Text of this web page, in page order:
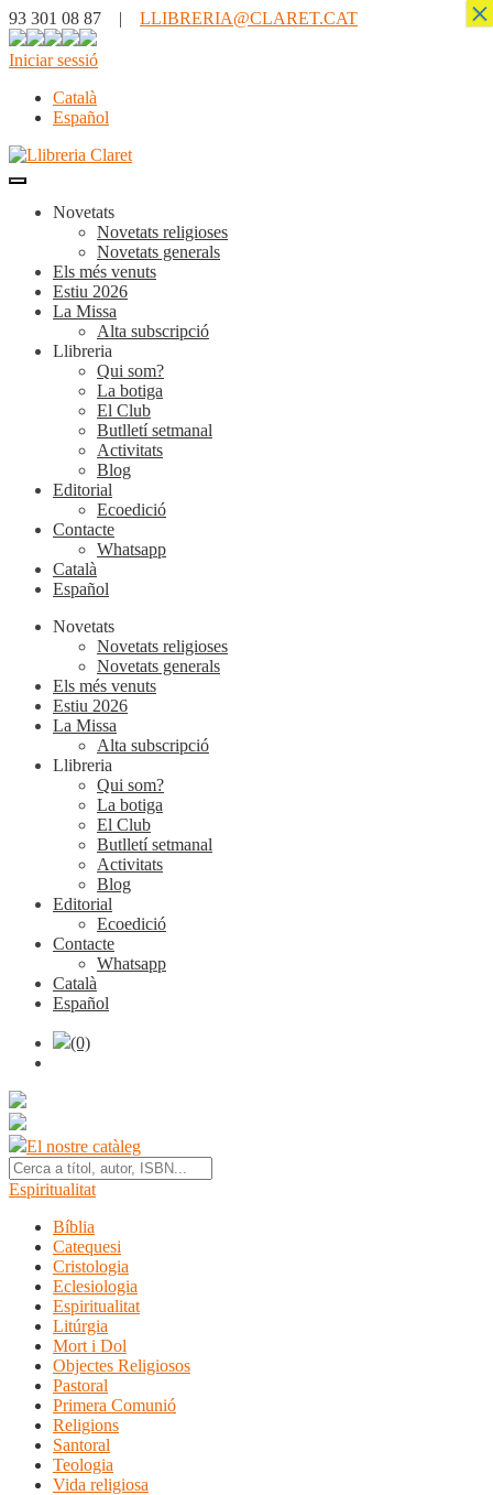
93 301 08 87 | LLIBRERIA@CLARET.CAT
Iniciar sessió
Català
Español
Novetats
Novetats religioses
Novetats generals
Els més venuts
Estiu 2026
La Missa
Alta subscripció
Llibreria
Qui som?
La botiga
El Club
Butlletí setmanal
Activitats
Blog
Editorial
Ecoedició
Contacte
Whatsapp
Català
Español
Novetats
Novetats religioses
Novetats generals
Els més venuts
Estiu 2026
La Missa
Alta subscripció
Llibreria
Qui som?
La botiga
El Club
Butlletí setmanal
Activitats
Blog
Editorial
Ecoedició
Contacte
Whatsapp
Català
Español
(0)
El nostre catàleg
Espiritualitat
Bíblia
Catequesi
Cristologia
Eclesiologia
Espiritualitat
Litúrgia
Mort i Dol
Objectes Religiosos
Pastoral
Primera Comunió
Religions
Santoral
Teologia
Vida religiosa
×